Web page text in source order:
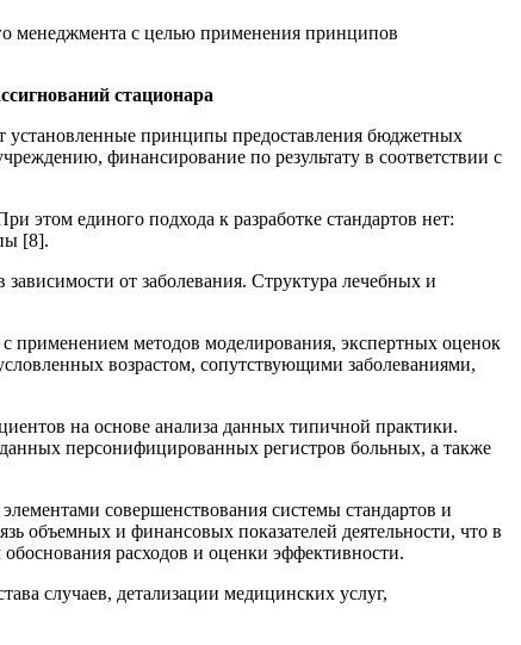
менеджмента с целью применения принципов
стационара
установленные принципы предоставления бюджетных
финансирование по результату в соответствии с
этом единого подхода к разработке стандартов нет:
[8].
от заболевания. Структура лечебных и
применением методов моделирования, экспертных оценок
возрастом, сопутствующими заболеваниями,
на основе анализа данных типичной практики.
персонифицированных регистров больных, а также
совершенствования системы стандартов и
объемных и финансовых показателей деятельности, что в
расходов и оценки эффективности.
случаев, детализации медицинских услуг,